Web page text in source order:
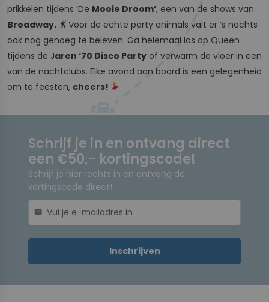
prikkelen tijdens ‘De Mooie Droom’, een van de shows van
Broadway.
Voor de echte party animals valt er ‘s nachts
ook nog genoeg te beleven. Ga helemaal los op Queen
tijdens de Jaren ‘70 Disco Party of verwarm de vloer in een
van de nachtclubs. Elke avond aan boord is een gelegenheid
om te feesten, cheers!
Schrijf je in en ontvang direct
een €50,- kortingscode!
Schrijf je hier rechts in en ontvang de
kortingscode direct!
mail
Inschrijven